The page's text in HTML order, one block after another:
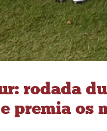
rodada
premia os